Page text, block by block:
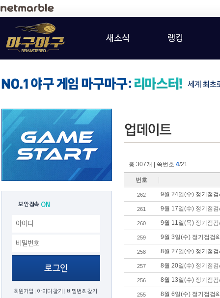
새소식 랭킹
보안접속 ON
회원가입 아이디 찾기 비밀번호 찾기
총 307개 | 쪽번호 4/21
번호
262 9월 24일(수) 정기점
261 9월 17일(수) 정기점
260 9월 11일(목) 정기점
259 9월 3일(수) 정기점검
258 8월 27일(수) 정기점
257 8월 20일(수) 정기점
256 8월 13일(수) 정기점
255 8월 6일(수) 정기점검